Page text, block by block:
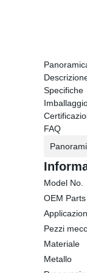
Specifiche
FAQ
Model No.
OEM Parts
Pezzi
Materiale
Metallo